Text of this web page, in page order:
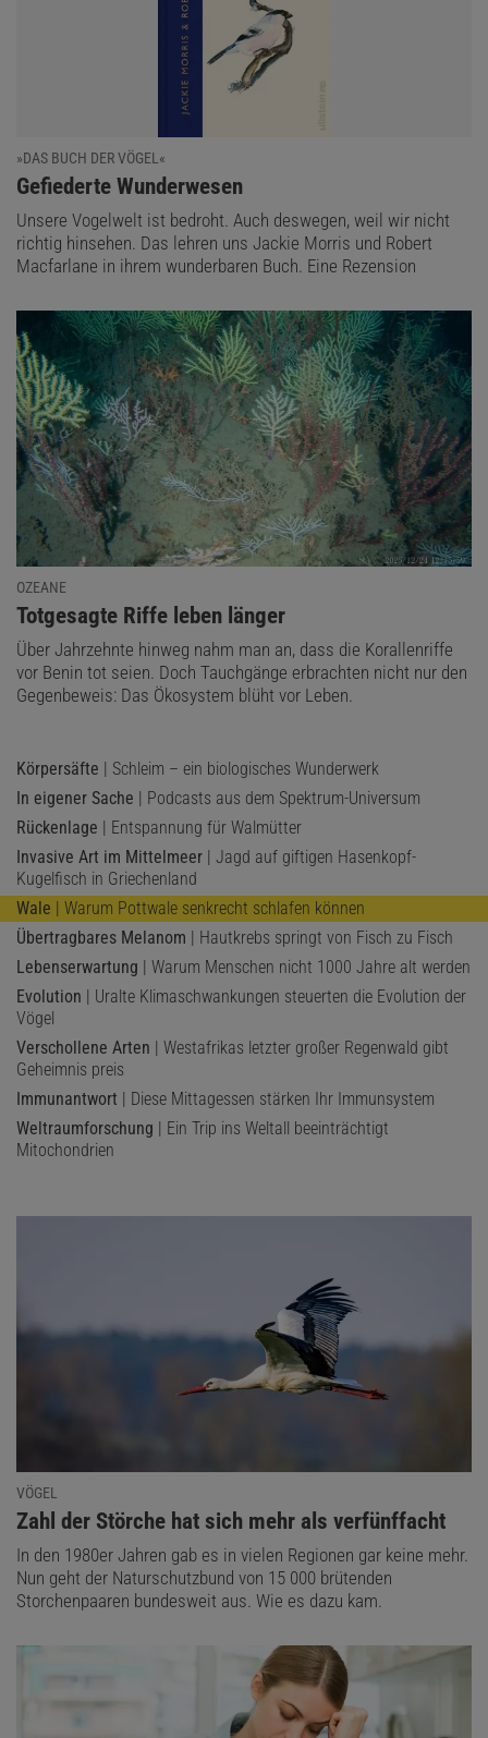
»DAS BUCH DER VÖGEL«
:
Gefiederte Wunderwesen
Unsere Vogelwelt ist bedroht. Auch deswegen, weil wir nicht
richtig hinsehen. Das lehren uns Jackie Morris und Robert
Macfarlane in ihrem wunderbaren Buch. Eine Rezension
OZEANE
:
Totgesagte Riffe leben länger
Über Jahrzehnte hinweg nahm man an, dass die Korallenriffe
vor Benin tot seien. Doch Tauchgänge erbrachten nicht nur den
Gegenbeweis: Das Ökosystem blüht vor Leben.
Körpersäfte | Schleim – ein biologisches Wunderwerk
In eigener Sache | Podcasts aus dem Spektrum-Universum
Rückenlage | Entspannung für Walmütter
Invasive Art im Mittelmeer | Jagd auf giftigen Hasenkopf-
Kugelfisch in Griechenland
Wale | Warum Pottwale senkrecht schlafen können
Übertragbares Melanom | Hautkrebs springt von Fisch zu Fisch
Lebenserwartung | Warum Menschen nicht 1000 Jahre alt werden
Evolution | Uralte Klimaschwankungen steuerten die Evolution der
Vögel
Verschollene Arten | Westafrikas letzter großer Regenwald gibt
Geheimnis preis
Immunantwort | Diese Mittagessen stärken Ihr Immunsystem
Weltraumforschung | Ein Trip ins Weltall beeinträchtigt
Mitochondrien
VÖGEL
:
Zahl der Störche hat sich mehr als verfünffacht
In den 1980er Jahren gab es in vielen Regionen gar keine mehr.
Nun geht der Naturschutzbund von 15 000 brütenden
Storchenpaaren bundesweit aus. Wie es dazu kam.